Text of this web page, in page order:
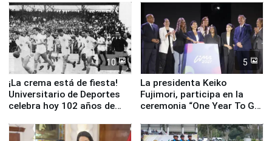
equipamiento para
Serenazgo
10
¡La crema está de fiesta!
Universitario de Deportes
celebra hoy 102 años de
5
La presidenta Keiko
Fujimori, participa en la
ceremonia “One Year To Go